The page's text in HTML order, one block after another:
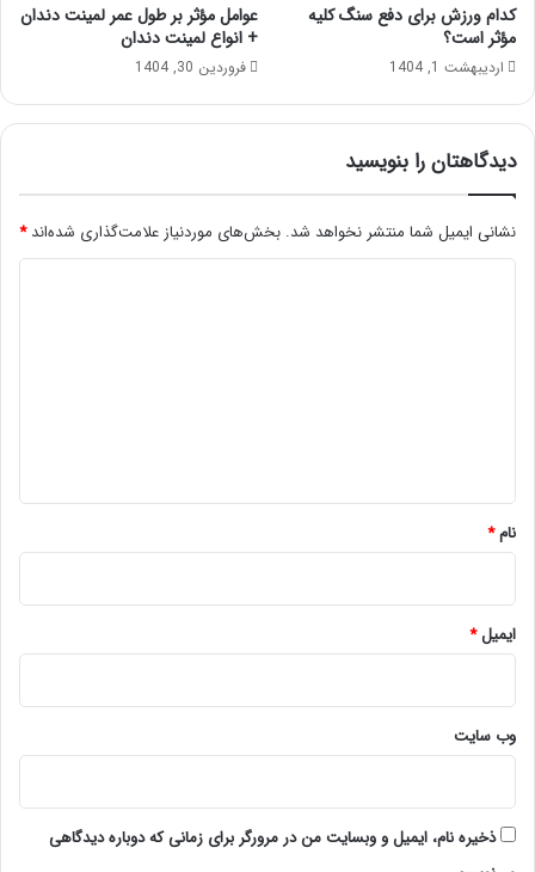
کدام ورزش برای دفع سنگ کلیه
مؤثر است؟
اردیبهشت 1, 1404
عوامل مؤثر بر طول عمر لمینت دندان
+ انواع لمینت دندان
فروردین 30, 1404
دیدگاهتان را بنویسید
نشانی ایمیل شما منتشر نخواهد شد. بخش‌های موردنیاز علامت‌گذاری شده‌اند*
نام*
ایمیل*
وب‌ سایت
ذخیره نام، ایمیل و وبسایت من در مرورگر برای زمانی که دوباره دیدگاهی